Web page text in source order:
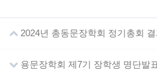
2024년 총동문장학회 정기총회
용문장학회 제7기 장학생 명단발